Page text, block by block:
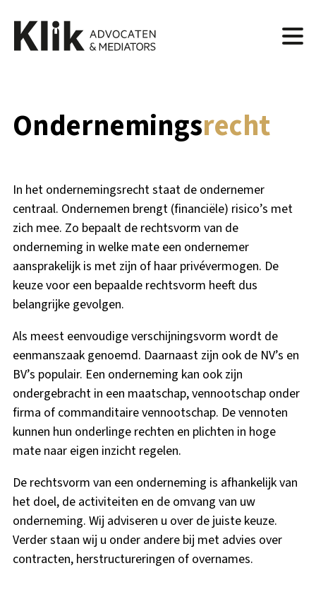
Ondernemingsrecht
In het ondernemingsrecht staat de ondernemer
centraal. Ondernemen brengt (financiële) risico’s met
zich mee. Zo bepaalt de rechtsvorm van de
onderneming in welke mate een ondernemer
aansprakelijk is met zijn of haar privévermogen. De
keuze voor een bepaalde rechtsvorm heeft dus
belangrijke gevolgen.
Als meest eenvoudige verschijningsvorm wordt de
eenmanszaak genoemd. Daarnaast zijn ook de NV’s en
BV’s populair. Een onderneming kan ook zijn
ondergebracht in een maatschap, vennootschap onder
firma of commanditaire vennootschap. De vennoten
kunnen hun onderlinge rechten en plichten in hoge
mate naar eigen inzicht regelen.
De rechtsvorm van een onderneming is afhankelijk van
het doel, de activiteiten en de omvang van uw
onderneming. Wij adviseren u over de juiste keuze.
Verder staan wij u onder andere bij met advies over
contracten, herstructureringen of overnames.